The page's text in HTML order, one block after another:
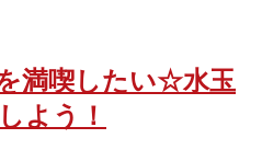
満喫したい☆水玉
よう！